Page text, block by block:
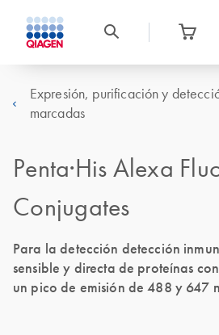
Expresión, purificación y
marcadas
Penta·His Alexa
Conjugates
Para la detección detección
sensible y directa de proteínas
un pico de emisión de 488 y 647